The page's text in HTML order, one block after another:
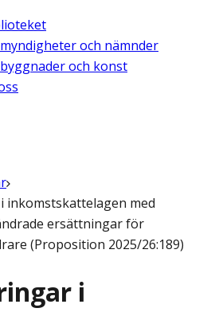
och nämnder
och konst
inkomstskattelagen med
ersättningar för
(Proposition 2025/26:189)
i